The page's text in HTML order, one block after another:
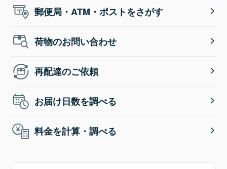
郵便局・ATM・ポストをさがす
荷物のお問い合わせ
再配達のご依頼
お届け日数を調べる
料金を計算・調べる